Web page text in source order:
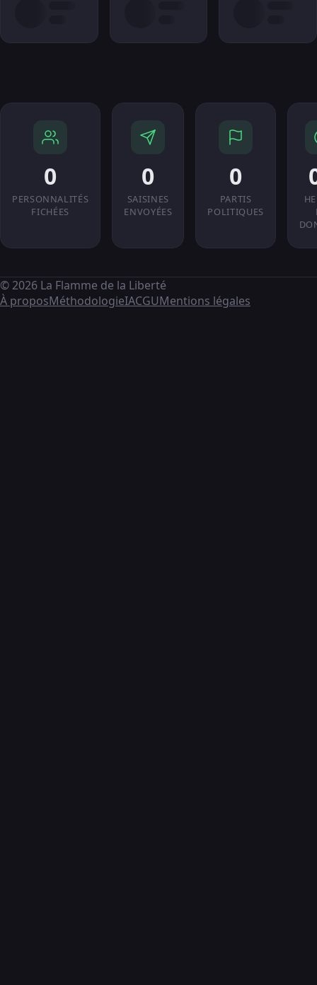
0
PERSONNALITÉS
FICHÉES
0
SAISINES
ENVOYÉES
0
PARTIS
POLITIQUES
© 2026 La Flamme de la Liberté
À proposMéthodologieIACGUMentions légales